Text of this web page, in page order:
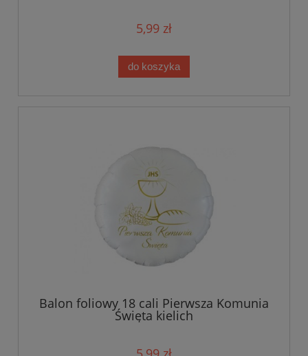
5,99 zł
do koszyka
Balon foliowy 18 cali Pierwsza Komunia
Święta kielich